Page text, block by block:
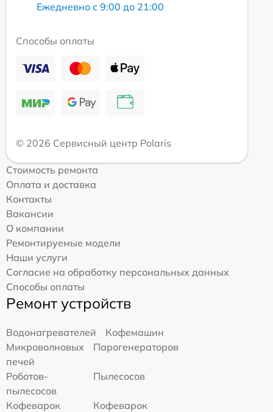
Ежедневно с 9:00 до 21:00
Способы оплаты
© 2026 Сервисный центр Polaris
Стоимость ремонта
Оплата и доставка
Контакты
Вакансии
О компании
Ремонтируемые модели
Наши услуги
Согласие на обработку персональных данных
Способы оплаты
Ремонт устройств
Водонагревателей
Кофемашин
Микроволновых
печей
Парогенераторов
Роботов-
пылесосов
Пылесосов
Кофеварок
Кофеварок